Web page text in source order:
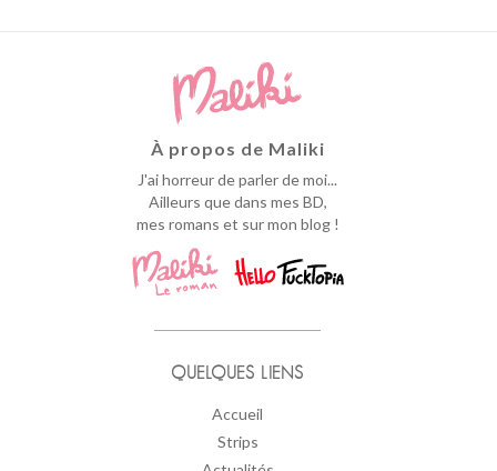
À propos de Maliki
J'ai horreur de parler de moi...
Ailleurs que dans mes BD,
mes romans et sur mon blog !
QUELQUES LIENS
Accueil
Strips